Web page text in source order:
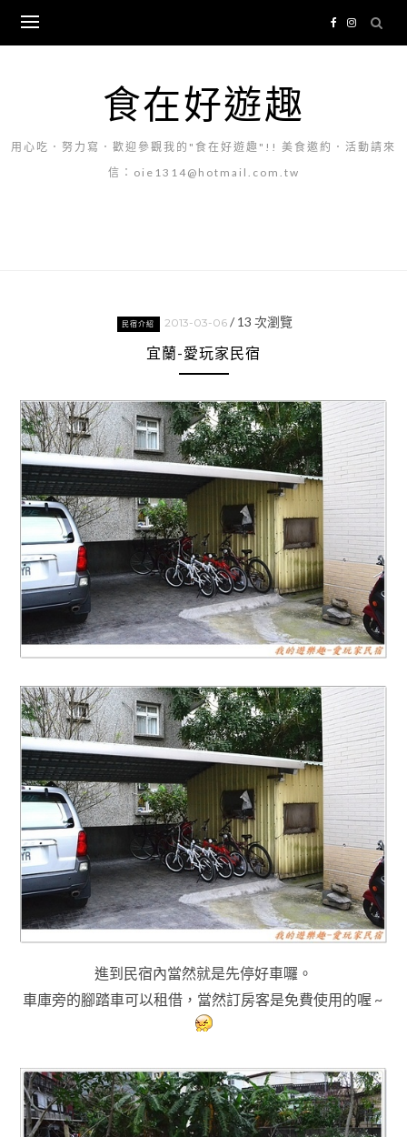
content
食在好遊趣
用心吃．努力寫．歡迎參觀我的"食在好遊趣"!! 美食邀約．活動請來
信：oie1314@hotmail.com.tw
民宿介紹 2013-03-06 / 13 次瀏覽
宜蘭-愛玩家民宿
進到民宿內當然就是先停好車囉 。
車庫旁的腳踏車可以租借，當然訂房客是免費使用的喔 ~